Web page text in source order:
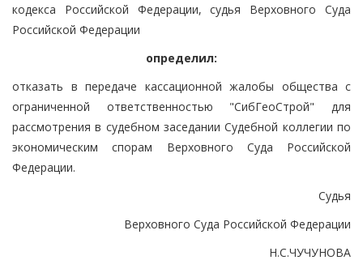
кодекса Российской Федерации, судья Верховного Суда
Российской Федерации
определил:
отказать в передаче кассационной жалобы общества с
ограниченной ответственностью "СибГеоСтрой" для
рассмотрения в судебном заседании Судебной коллегии по
экономическим спорам Верховного Суда Российской
Федерации.
Судья
Верховного Суда Российской Федерации
Н.С.ЧУЧУНОВА